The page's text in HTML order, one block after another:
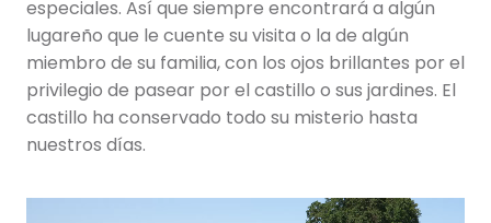
especiales. Así que siempre encontrará a algún
lugareño que le cuente su visita o la de algún
miembro de su familia, con los ojos brillantes por el
privilegio de pasear por el castillo o sus jardines. El
castillo ha conservado todo su misterio hasta
nuestros días.